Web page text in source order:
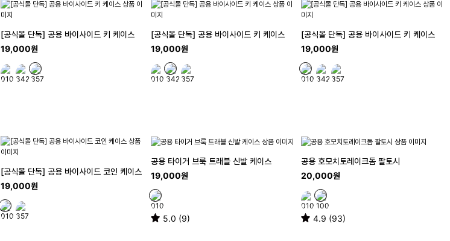
[공식몰 단독] 공용 바이사이드 키 케이스
19,000원
[공식몰 단독] 공용 바이사이드 키 케이스
19,000원
[공식몰 단독] 공용 바이사이드 키 케이스
19,000원
[공식몰 단독] 공용 바이사이드 코인 케이스
19,000원
공용 타이거 브룩 트래블 신발 케이스
19,000원
5.0 (9)
공용 호모치토레이크돔 팔토시
20,000원
4.9 (93)